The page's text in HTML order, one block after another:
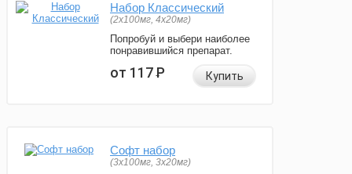
Набор Классический
(2x100мг, 4x20мг)
Попробуй и выбери наиболее
понравившийся препарат.
от 117Р Купить
Софт набор
(3x100мг, 3x20мг)